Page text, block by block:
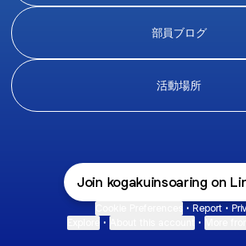
部員ブログ
活動場所
Join kogakuinsoaring on
• Report •
• •